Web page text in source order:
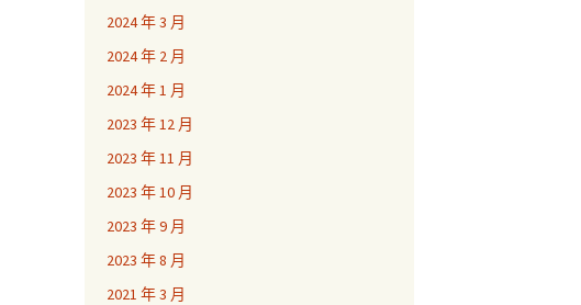
2024 年 3 月
2024 年 2 月
2024 年 1 月
2023 年 12 月
2023 年 11 月
2023 年 10 月
2023 年 9 月
2023 年 8 月
2021 年 3 月